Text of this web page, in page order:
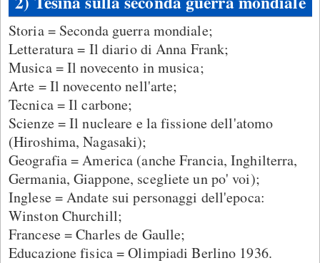
Storia = Seconda guerra mondiale;
Letteratura = Il diario di Anna Frank;
Musica = Il novecento in musica;
Arte = Il novecento nell'arte;
Tecnica = Il carbone;
Scienze = Il nucleare e la fissione dell'atomo
(Hiroshima, Nagasaki);
Geografia = America (anche Francia, Inghilterra,
Germania, Giappone, scegliete un po' voi);
Inglese = Andate sui personaggi dell'epoca:
Winston Churchill;
Francese = Charles de Gaulle;
Educazione fisica = Olimpiadi Berlino 1936.